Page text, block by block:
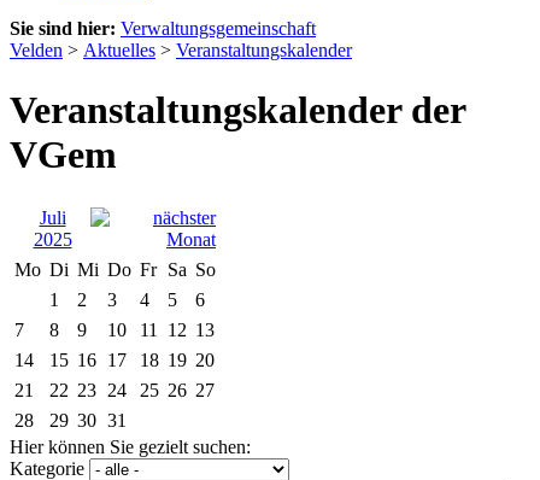
Sie sind hier: Verwaltungsgemeinschaft
Velden > Aktuelles > Veranstaltungskalender
Veranstaltungskalender der
VGem
Juli
2025
Mo Di Mi Do Fr Sa So
1
2 3 4 5
6
7
8 9 10 11 12 13
14
15 16 17 18 19 20
21
22 23 24 25 26 27
28
29 30 31
Hier können Sie gezielt suchen:
Kategorie